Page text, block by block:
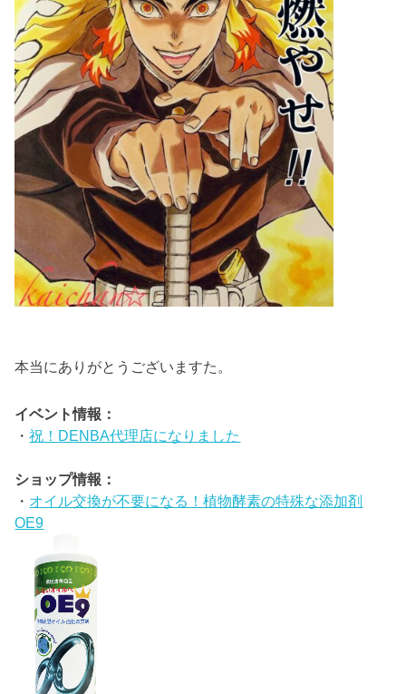
本当にありがとうございますた。
イベント情報：
・祝！DENBA代理店になりました
ショップ情報：
・ オイル交換が不要になる！植物酵素の特殊な添加剤
OE9